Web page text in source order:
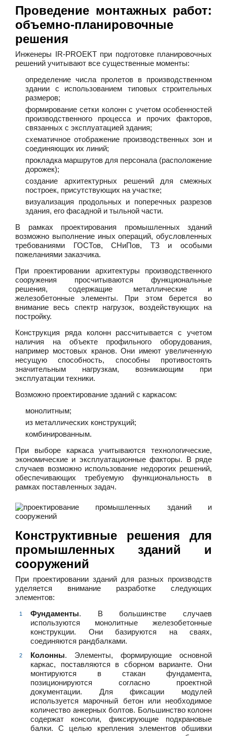
Проведение монтажных работ:
объемно-планировочные
решения
Инженеры IR-PROEKT при подготовке планировочных
решений учитывают все существенные моменты:
определение числа пролетов в производственном
здании с использованием типовых строительных
размеров;
формирование сетки колонн с учетом особенностей
производственного процесса и прочих факторов,
связанных с эксплуатацией здания;
схематичное отображение производственных зон и
соединяющих их линий;
прокладка маршрутов для персонала (расположение
дорожек);
создание архитектурных решений для смежных
построек, присутствующих на участке;
визуализация продольных и поперечных разрезов
здания, его фасадной и тыльной части.
В рамках проектирования промышленных зданий
возможно выполнение иных операций, обусловленных
требованиями ГОСТов, СНиПов, ТЗ и особыми
пожеланиями заказчика.
При проектировании архитектуры производственного
сооружения просчитываются функциональные
решения, содержащие металлические и
железобетонные элементы. При этом берется во
внимание весь спектр нагрузок, воздействующих на
постройку.
Конструкция ряда колонн рассчитывается с учетом
наличия на объекте профильного оборудования,
например мостовых кранов. Они имеют увеличенную
несущую способность, способны противостоять
значительным нагрузкам, возникающим при
эксплуатации техники.
Возможно проектирование зданий с каркасом:
монолитным;
из металлических конструкций;
комбинированным.
При выборе каркаса учитываются технологические,
экономические и эксплуатационные факторы. В ряде
случаев возможно использование недорогих решений,
обеспечивающих требуемую функциональность в
рамках поставленных задач.
Конструктивные решения для
промышленных зданий и
сооружений
При проектировании зданий для разных производств
уделяется внимание разработке следующих
элементов:
Фундаменты. В большинстве случаев
используются монолитные железобетонные
конструкции. Они базируются на сваях,
соединяются рандбалками.
Колонны. Элементы, формирующие основной
каркас, поставляются в сборном варианте. Они
монтируются в стакан фундамента,
позиционируются согласно проектной
документации. Для фиксации модулей
используется марочный бетон или необходимое
количество анкерных болтов. Большинство колонн
содержат консоли, фиксирующие подкрановые
балки. С целью крепления элементов обшивки